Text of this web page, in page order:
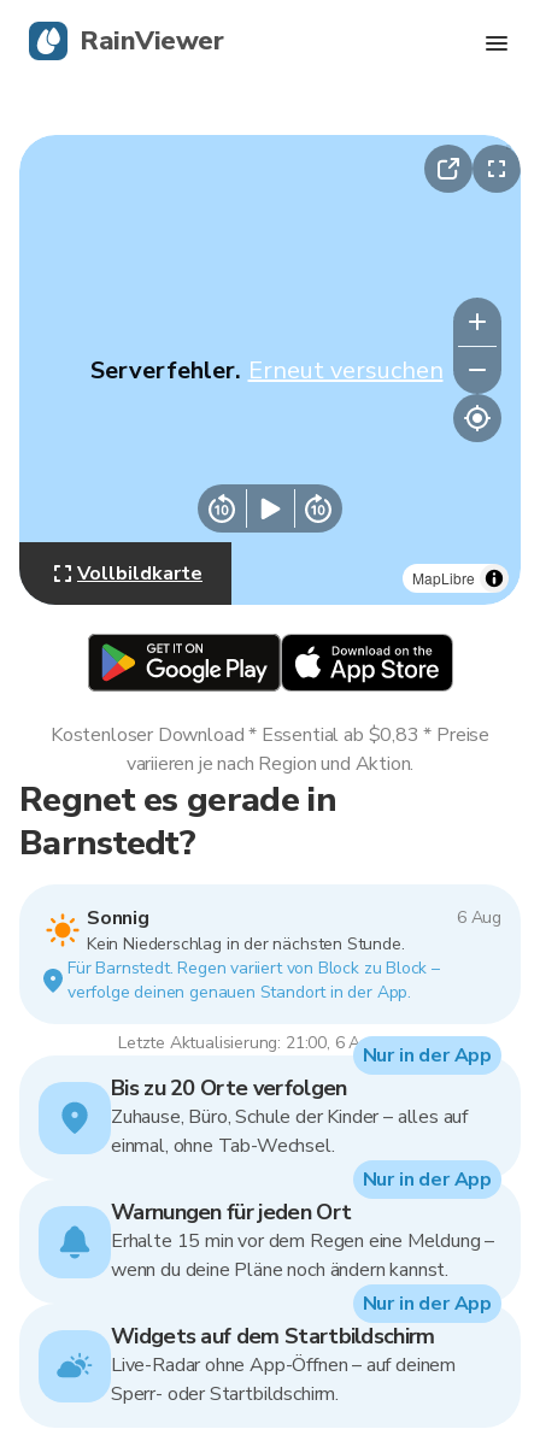
MapLibre
Serverfehler. Erneut versuchen
Vollbildkarte
Regnet es gerade in
Barnstedt?
Sonnig
6 Aug
Kein Niederschlag in der nächsten Stunde.
Für Barnstedt. Regen variiert von Block zu Block –
verfolge deinen genauen Standort in der App.
Letzte Aktualisierung: 21:00, 6 Aug 2026
Kostenloser Download * Essential ab $0,83 * Preise
variieren je nach Region und Aktion.
Bis zu 20 Orte verfolgen
Zuhause, Büro, Schule der Kinder – alles auf
einmal, ohne Tab-Wechsel.
Nur in der App
Warnungen für jeden Ort
Erhalte 15 min vor dem Regen eine Meldung –
wenn du deine Pläne noch ändern kannst.
Nur in der App
Widgets auf dem Startbildschirm
Live-Radar ohne App-Öffnen – auf deinem
Sperr- oder Startbildschirm.
Nur in der App
RainViewer